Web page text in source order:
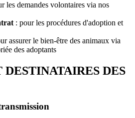
les demandes volontaires via nos
: pour les procédures d'adoption et
assurer le bien-être des animaux via
des adoptants
DESTINATAIRES DES